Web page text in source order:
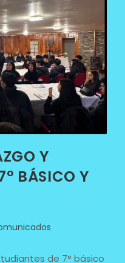
Y
BÁSICO Y
de 7° básico